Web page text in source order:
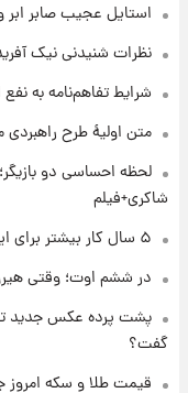
۱ روز پیش
۱ روز پیش
استایل عجیب صابر
نظرات شنیدنی نیک
شرایط تفاهم‌نامه به
متن اولیۀ طرح
لحظه احساسی دو
شاکری+فیلم
۵ سال کار بیشتر برای این گروه از متقاضیان بازنشستگی
در ششم اوت؛ وقتی
پشت پرده عکس جدید
گفت؟
قیمت طلا و سکه امروز جمعه ۱۶ مرداد